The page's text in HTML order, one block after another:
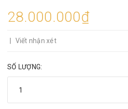
28.000.000₫
Viết nhận xét
SỐ LƯỢNG: